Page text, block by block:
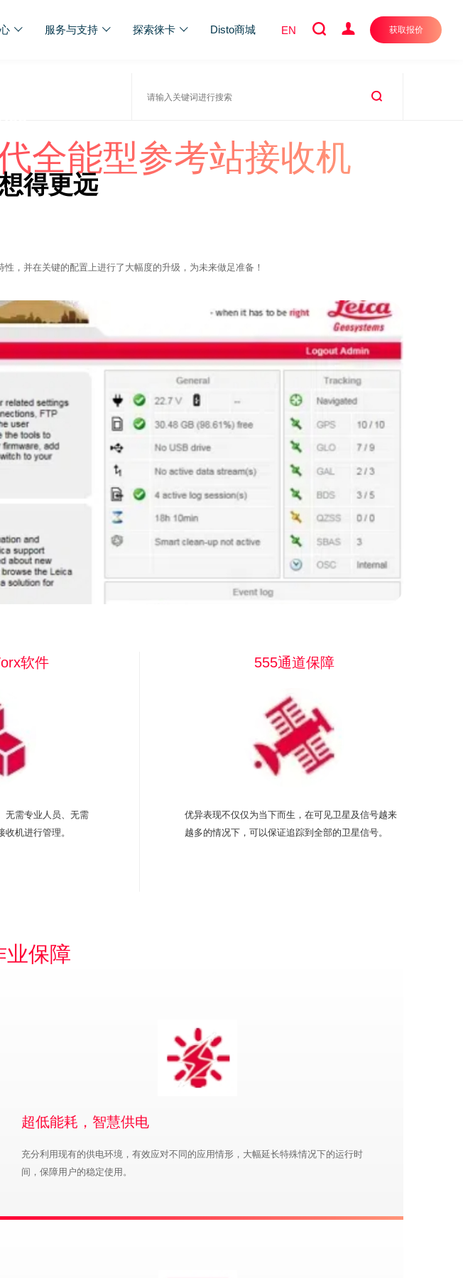
服务与支持 探索徕卡 Disto商城 EN 获取报价
全能型参考站接收机
得更远
得更远
软件
无需专业人员、无需
机进行管理。
555通道保障
优异表现不仅仅为当下而生，在可见卫星及信号越来
越多的情况下，可以保证追踪到全部的卫星信号。
业保障
超低能耗，智慧供电
充分利用现有的供电环境，有效应对不同的应用情形，大幅延长特殊情况下的运行时
间，保障用户的稳定使用。